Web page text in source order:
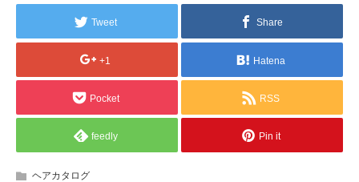
Tweet Share
+1 Hatena
Pocket RSS
feedly Pin it
ヘアカタログ